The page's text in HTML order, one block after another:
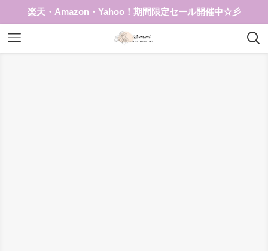
楽天・Amazon・Yahoo！期間限定セール開催中☆彡